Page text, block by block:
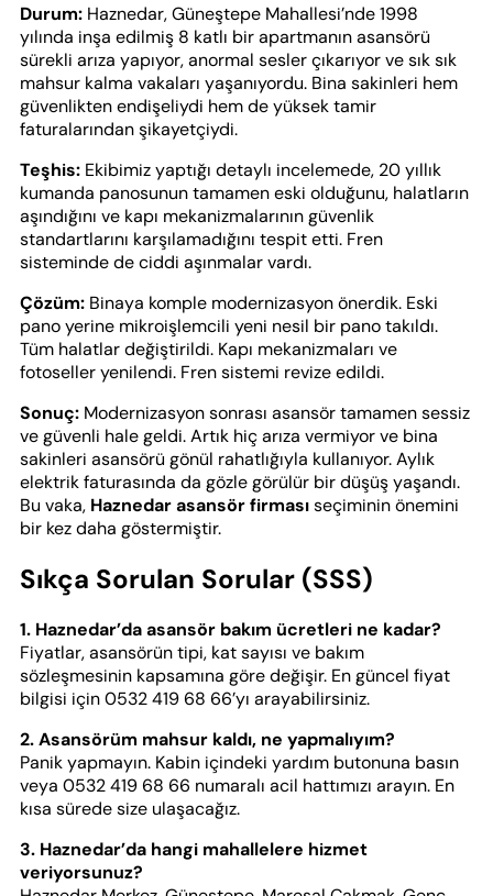
Durum: Haznedar, Güneştepe Mahallesi’nde 1998
yılında inşa edilmiş 8 katlı bir apartmanın asansörü
sürekli arıza yapıyor, anormal sesler çıkarıyor ve sık sık
mahsur kalma vakaları yaşanıyordu. Bina sakinleri hem
güvenlikten endişeliydi hem de yüksek tamir
faturalarından şikayetçiydi.
Teşhis: Ekibimiz yaptığı detaylı incelemede, 20 yıllık
kumanda panosunun tamamen eski olduğunu, halatların
aşındığını ve kapı mekanizmalarının güvenlik
standartlarını karşılamadığını tespit etti. Fren
sisteminde de ciddi aşınmalar vardı.
Çözüm: Binaya komple modernizasyon önerdik. Eski
pano yerine mikroişlemcili yeni nesil bir pano takıldı.
Tüm halatlar değiştirildi. Kapı mekanizmaları ve
fotoseller yenilendi. Fren sistemi revize edildi.
Sonuç: Modernizasyon sonrası asansör tamamen sessiz
ve güvenli hale geldi. Artık hiç arıza vermiyor ve bina
sakinleri asansörü gönül rahatlığıyla kullanıyor. Aylık
elektrik faturasında da gözle görülür bir düşüş yaşandı.
Bu vaka, Haznedar asansör firmasıseçiminin önemini
bir kez daha göstermiştir.
Sıkça Sorulan Sorular (SSS)
1. Haznedar’da asansör bakım ücretleri ne kadar?
Fiyatlar, asansörün tipi, kat sayısı ve bakım
sözleşmesinin kapsamına göre değişir. En güncel fiyat
bilgisi için 0532 419 68 66’yı arayabilirsiniz.
2. Asansörüm mahsur kaldı, ne yapmalıyım?
Panik yapmayın. Kabin içindeki yardım butonuna basın
veya 0532 419 68 66 numaralı acil hattımızı arayın. En
kısa sürede size ulaşacağız.
3. Haznedar’da hangi mahallelere hizmet
veriyorsunuz?